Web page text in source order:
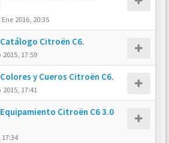
Ene 2016, 20:35
Catálogo Citroën C6.
2015, 17:59
Colores y Cueros Citroën C6.
17:41
Equipamiento Citroën C6 3.0